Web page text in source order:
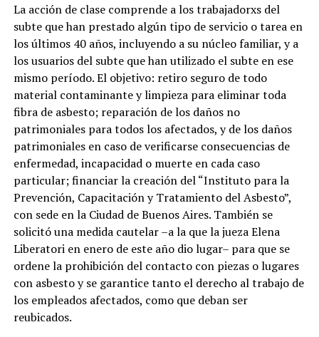
La acción de clase comprende a los trabajadorxs del
subte que han prestado algún tipo de servicio o tarea en
los últimos 40 años, incluyendo a su núcleo familiar, y a
los usuarios del subte que han utilizado el subte en ese
mismo período. El objetivo: retiro seguro de todo
material contaminante y limpieza para eliminar toda
fibra de asbesto; reparación de los daños no
patrimoniales para todos los afectados, y de los daños
patrimoniales en caso de verificarse consecuencias de
enfermedad, incapacidad o muerte en cada caso
particular; financiar la creación del “Instituto para la
Prevención, Capacitación y Tratamiento del Asbesto”,
con sede en la Ciudad de Buenos Aires. También se
solicitó una medida cautelar –a la que la jueza Elena
Liberatori en enero de este año dio lugar– para que se
ordene la prohibición del contacto con piezas o lugares
con asbesto y se garantice tanto el derecho al trabajo de
los empleados afectados, como que deban ser
reubicados.